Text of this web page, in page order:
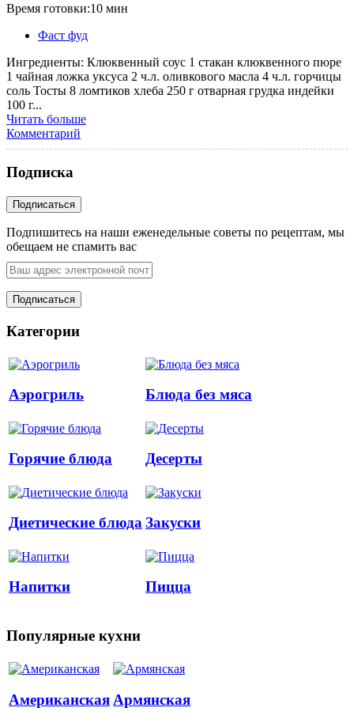
Время готовки:10 мин
Фаст фуд
Ингредиенты: Клюквенный соус 1 стакан клюквенного пюре
1 чайная ложка уксуса 2 ч.л. оливкового масла 4 ч.л. горчицы
соль Тосты 8 ломтиков хлеба 250 г отварная грудка индейки
100 г...
Читать больше
Комментарий
Подписка
Подпишитесь на наши еженедельные советы по рецептам, мы
обещаем не спамить вас
Категории
Аэрогриль Блюда без мяса
Горячие блюда Десерты
Диетические блюдаЗакуски
Напитки Пицца
Популярные кухни
Американская Армянская